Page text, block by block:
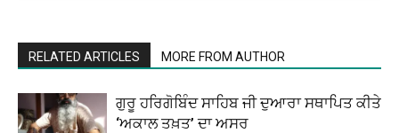
RELATED ARTICLES MORE FROM AUTHOR
ਗੁਰੂ ਹਰਿਗੋਬਿੰਦ ਸਾਹਿਬ ਜੀ ਦੁਆਰਾ ਸਥਾਪਿਤ ਕੀਤੇ
‘ਅਕਾਲ ਤਖ਼ਤ’ ਦਾ ਅਸਰ